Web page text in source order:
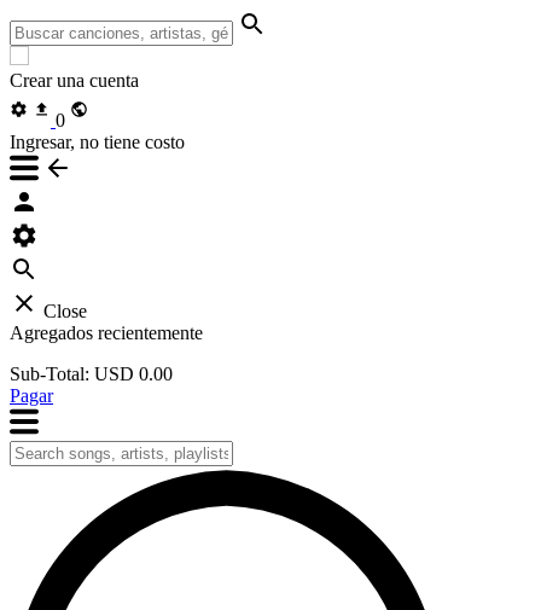
Crear una cuenta
0
Ingresar, no tiene costo
Close
Agregados recientemente
Sub-Total: USD 0.00
Pagar